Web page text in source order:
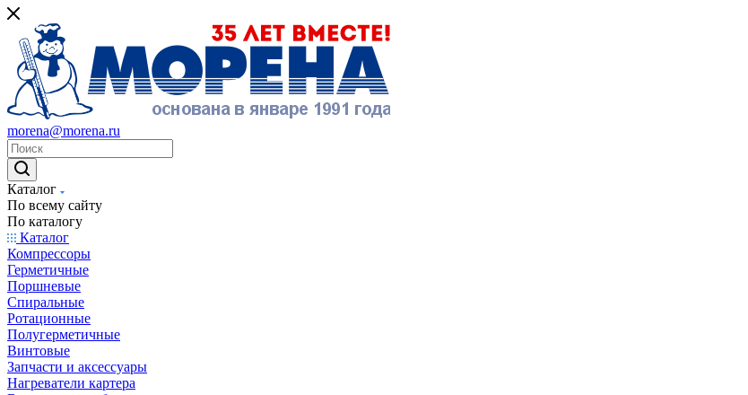
morena@morena.ru
Каталог
По всему сайту
По каталогу
Каталог
Компрессоры
Герметичные
Поршневые
Спиральные
Ротационные
Полугерметичные
Винтовые
Запчасти и аксессуары
Нагреватели картера